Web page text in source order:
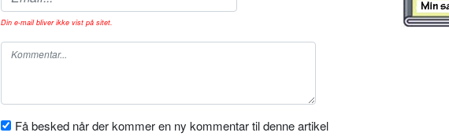
Din e-mail bliver ikke vist på sitet.
Få besked når der kommer en ny kommentar til denne artikel